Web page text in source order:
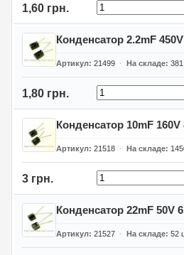
1,60 грн.
Конденсатор 2.2mF
Артикул 21499 На складе 381
1,80 грн.
Конденсатор 10mF 160V
Артикул 21518 На складе
3 грн.
Конденсатор 22mF 50V
Артикул 21527 На складе 52